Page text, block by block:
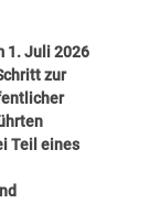
1. Juli 2026
zur
Teil eines